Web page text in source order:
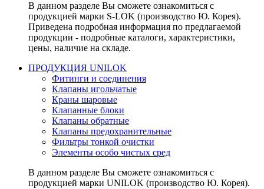
В данном разделе Вы сможете ознакомиться с
продукцией марки S-LOK (производство Ю. Корея).
Приведена подробная информация по предлагаемой
продукции - подробные каталоги, характеристики,
цены, наличие на складе.
ПРОДУКЦИЯ UNILOK
Фитинги и соединения
Клапаны игольчатые
Краны шаровые
Клапанные блоки
Клапаны обратные
Клапаны предохранительные
Фильтры тонкой очистки
Элементы особо чистых сред
В данном разделе Вы сможете ознакомиться с
продукцией марки UNILOK (производство Ю. Корея).